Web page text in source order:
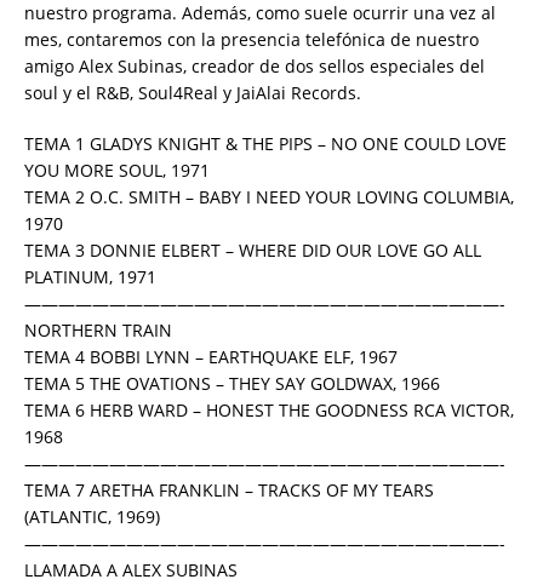
nuestro programa. Además, como suele ocurrir una vez al
mes, contaremos con la presencia telefónica de nuestro
amigo Alex Subinas, creador de dos sellos especiales del
soul y el R&B, Soul4Real y JaiAlai Records.
TEMA 1 GLADYS KNIGHT & THE PIPS – NO ONE COULD LOVE
YOU MORE SOUL, 1971
TEMA 2 O.C. SMITH – BABY I NEED YOUR LOVING COLUMBIA,
1970
TEMA 3 DONNIE ELBERT – WHERE DID OUR LOVE GO ALL
PLATINUM, 1971
————————————————————————————-
NORTHERN TRAIN
TEMA 4 BOBBI LYNN – EARTHQUAKE ELF, 1967
TEMA 5 THE OVATIONS – THEY SAY GOLDWAX, 1966
TEMA 6 HERB WARD – HONEST THE GOODNESS RCA VICTOR,
1968
————————————————————————————-
TEMA 7 ARETHA FRANKLIN – TRACKS OF MY TEARS
(ATLANTIC, 1969)
————————————————————————————-
LLAMADA A ALEX SUBINAS